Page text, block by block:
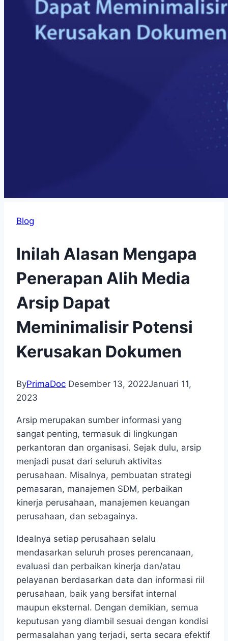
Blog
Inilah Alasan Mengapa
Penerapan Alih Media
Arsip Dapat
Meminimalisir Potensi
Kerusakan Dokumen
ByPrimaDoc Desember 13, 2022Januari 11,
2023
Arsip merupakan sumber informasi yang
sangat penting, termasuk di lingkungan
perkantoran dan organisasi. Sejak dulu, arsip
menjadi pusat dari seluruh aktivitas
perusahaan. Misalnya, pembuatan strategi
pemasaran, manajemen SDM, perbaikan
kinerja perusahaan, manajemen keuangan
perusahaan, dan sebagainya.
Idealnya setiap perusahaan selalu
mendasarkan seluruh proses perencanaan,
evaluasi dan perbaikan kinerja dan/atau
pelayanan berdasarkan data dan informasi riil
perusahaan, baik yang bersifat internal
maupun eksternal. Dengan demikian, semua
keputusan yang diambil sesuai dengan kondisi
permasalahan yang terjadi, serta secara efektif